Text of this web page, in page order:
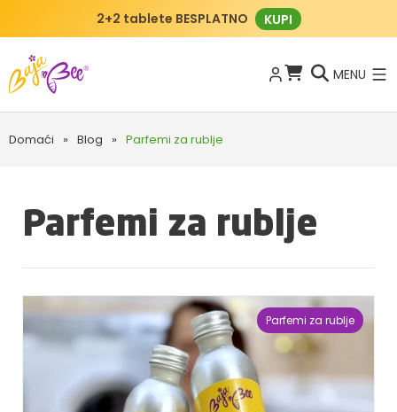
BajaBee klub KAKO FUNKCIONIRA?
MENU
Domaći » Blog » Parfemi za rublje
Parfemi za rublje
Parfemi za rublje